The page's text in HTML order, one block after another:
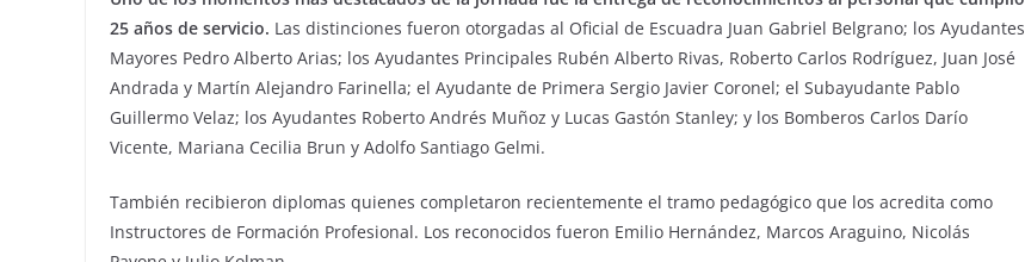
25 años de servicio. Las distinciones fueron otorgadas al Oficial de Escuadra Juan Gabriel Belgrano; los Ayudantes
Mayores Pedro Alberto Arias; los Ayudantes Principales Rubén Alberto Rivas, Roberto Carlos Rodríguez, Juan José
Andrada y Martín Alejandro Farinella; el Ayudante de Primera Sergio Javier Coronel; el Subayudante Pablo
Guillermo Velaz; los Ayudantes Roberto Andrés Muñoz y Lucas Gastón Stanley; y los Bomberos Carlos Darío
Vicente, Mariana Cecilia Brun y Adolfo Santiago Gelmi.
También recibieron diplomas quienes completaron recientemente el tramo pedagógico que los acredita como
Instructores de Formación Profesional. Los reconocidos fueron Emilio Hernández, Marcos Araguino, Nicolás